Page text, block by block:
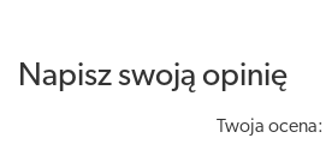
Napisz swoją opinię
Twoja ocena: